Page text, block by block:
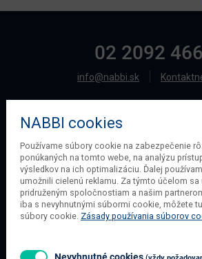
02 2092
info@nabbi.sk
O SPOLOČNOSTI
O našej spoločnosti
Obchodné podmienky
Ochrana osobných
Blog
NABBI cookies
Používame súbory cookie na zabezpečenie
ponúkaných na tomto webe, na analýzu
výsledkov na ich optimalizáciu. Ďalej
umožnili cielenú reklamu. Za týmto účelom sa
pridruženým spoločnostiam a našim
iba s nevyhnutnými súbormi cookie, môžete
súbory cookie. Zásady používania súborov
Nevyhnutné cookies